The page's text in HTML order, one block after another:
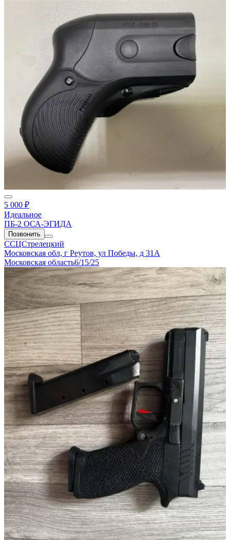
5 000 ₽
Идеальное
ПБ-2 ОСА-ЭГИДА
Позвонить
ССЦСтрелецкий
Московская обл, г Реутов, ул Победы, д 31А
Московская область6/15/25